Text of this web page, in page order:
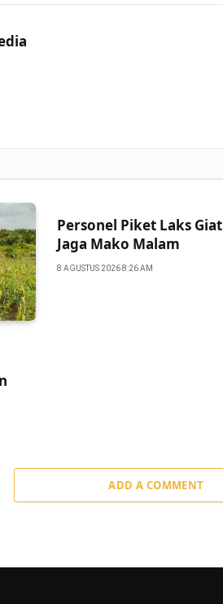
Personel Piket Laks Giat
Jaga Mako Malam
8 AGUSTUS 2026 8:26 AM
ADD A COMMENT